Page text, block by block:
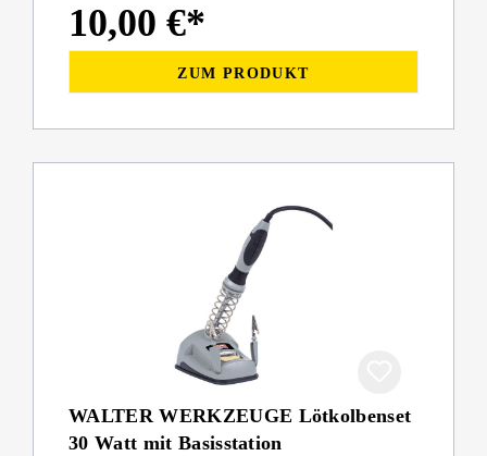
10,00 €*
ZUM PRODUKT
WALTER WERKZEUGE Lötkolbenset
30 Watt mit Basisstation